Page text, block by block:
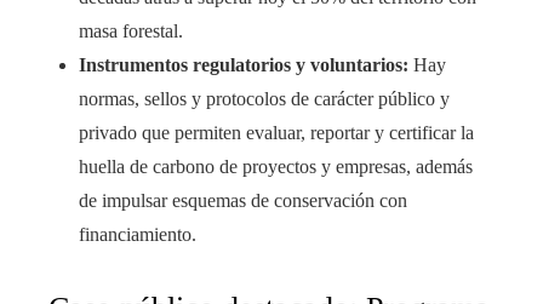
masa forestal.
Instrumentos regulatorios y voluntarios: Hay
normas, sellos y protocolos de carácter público y
privado que permiten evaluar, reportar y certificar la
huella de carbono de proyectos y empresas, además
de impulsar esquemas de conservación con
financiamiento.